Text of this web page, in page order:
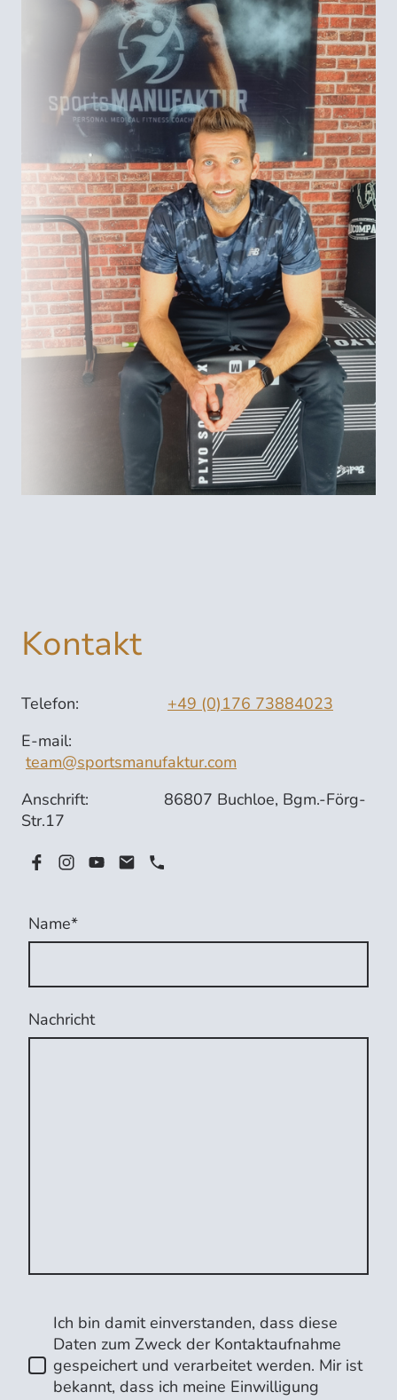
Kontakt
Telefon: +49 (0)176 73884023
E-mail:
team@sportsmanufaktur.com
Anschrift: 86807 Buchloe, Bgm.-Förg-
Str.17
Name*
Nachricht
Ich bin damit einverstanden, dass diese
Daten zum Zweck der Kontaktaufnahme
gespeichert und verarbeitet werden. Mir ist
bekannt, dass ich meine Einwilligung